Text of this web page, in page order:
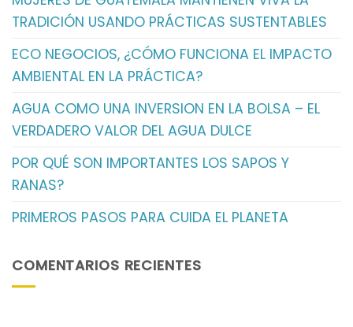
TRADICIÓN USANDO PRÁCTICAS SUSTENTABLES
ECO NEGOCIOS, ¿CÓMO FUNCIONA EL IMPACTO
AMBIENTAL EN LA PRÁCTICA?
AGUA COMO UNA INVERSION EN LA BOLSA – EL
VERDADERO VALOR DEL AGUA DULCE
POR QUÉ SON IMPORTANTES LOS SAPOS Y
RANAS?
PRIMEROS PASOS PARA CUIDA EL PLANETA
COMENTARIOS RECIENTES